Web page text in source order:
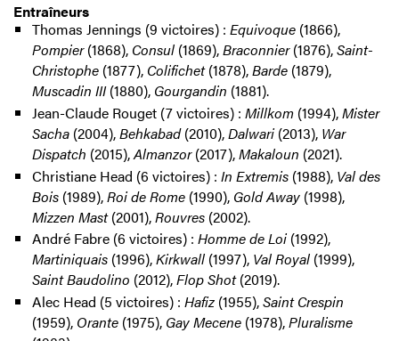
Entraîneurs
Thomas Jennings (9 victoires) : Equivoque (1866),
Pompier(1868), Consul(1869),Braconnier(1876),Saint-
Christophe(1877), Colifichet(1878),Barde (1879),
Muscadin III(1880), Gourgandin (1881).
Jean-Claude Rouget (7 victoires) : Millkom(1994),Mister
Sacha(2004),Behkabad(2010),Dalwari(2013), War
Dispatch (2015),Almanzor(2017),Makaloun (2021).
Christiane Head (6 victoires) : In Extremis(1988), Val des
Bois(1989),Roi de Rome(1990), Gold Away(1998),
Mizzen Mast(2001),Rouvres(2002).
André Fabre (6 victoires) : Homme de Loi(1992),
Martiniquais(1996),Kirkwall (1997), Val Royal(1999),
Saint Baudolino (2012),Flop Shot(2019).
Alec Head (5 victoires) : Hafiz (1955),Saint Crespin
(1959), Orante (1975), Gay Mecene(1978),Pluralisme